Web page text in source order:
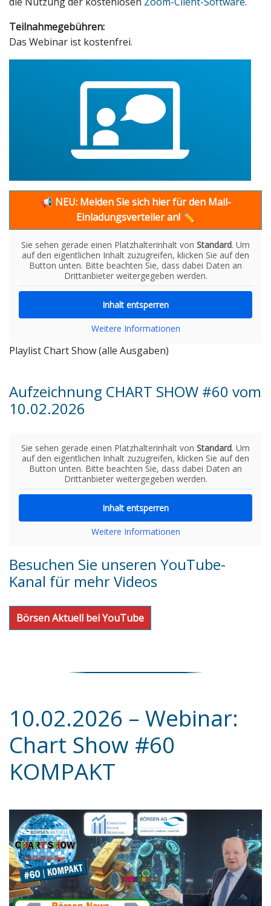
Teilnahmegebühren:
Das Webinar ist kostenfrei.
📢 NEU: Melden Sie sich hier für den Mail-
Einladungsverteiler an! ✏
Sie sehen gerade einen Platzhalterinhalt von Standard. Um
auf den eigentlichen Inhalt zuzugreifen, klicken Sie auf den
Button unten. Bitte beachten Sie, dass dabei Daten an
Drittanbieter weitergegeben werden.
Inhalt entsperren
Weitere Informationen
Playlist Chart Show (alle Ausgaben)
Aufzeichnung CHART SHOW #60 vom
10.02.2026
Sie sehen gerade einen Platzhalterinhalt von Standard. Um
auf den eigentlichen Inhalt zuzugreifen, klicken Sie auf den
Button unten. Bitte beachten Sie, dass dabei Daten an
Drittanbieter weitergegeben werden.
Inhalt entsperren
Weitere Informationen
Besuchen Sie unseren YouTube-
Kanal für mehr Videos
Börsen Aktuell bei YouTube
10.02.2026 – Webinar:
Chart Show #60
KOMPAKT